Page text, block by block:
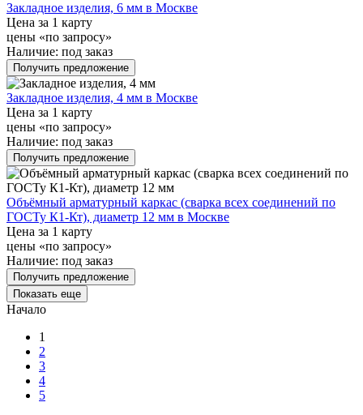
Закладное изделия, 6 мм в Москве
Цена за 1 карту
цены «по запросу»
Наличие: под заказ
Получить предложение
Закладное изделия, 4 мм в Москве
Цена за 1 карту
цены «по запросу»
Наличие: под заказ
Получить предложение
Объёмный арматурный каркас (сварка всех соединений по
ГОСТу К1-Кт), диаметр 12 мм в Москве
Цена за 1 карту
цены «по запросу»
Наличие: под заказ
Получить предложение
Показать еще
Начало
1
2
3
4
5